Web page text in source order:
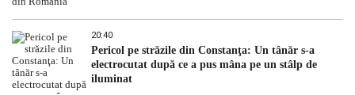
20:40
Pericol pe străzile din Constanţa: Un tânăr s-a
electrocutat după ce a pus mâna pe un stâlp de
iluminat